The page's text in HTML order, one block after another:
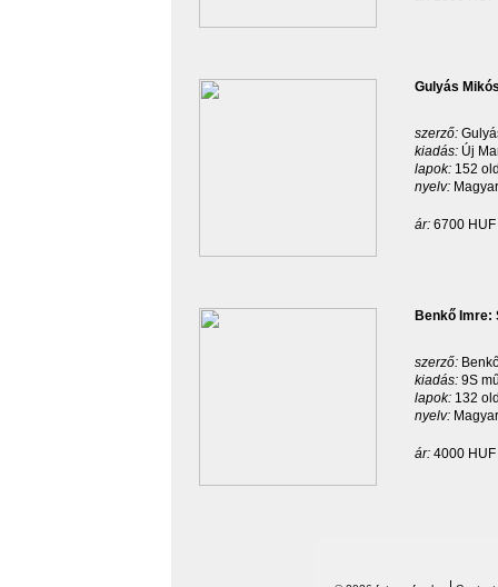
Gulyás
szerző:
kiadás: Új
lapok: 152
nyelv:
ár: 6700 HUF
Benkő Imre:
szerző:
kiadás: 9S
lapok: 132
nyelv:
ár: 4000 HUF